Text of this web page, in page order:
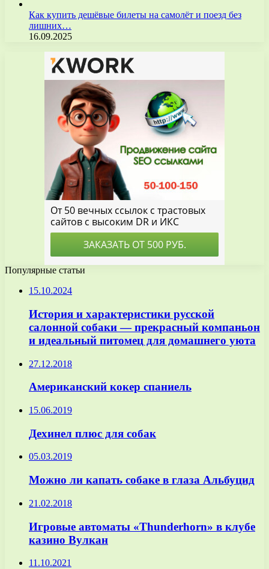
Как купить дешёвые билеты на самолёт и поезд без
лишних…
16.09.2025
Популярные статьи
15.10.2024
История и характеристики русской
салонной собаки — прекрасный компаньон
и идеальный питомец для домашнего уюта
27.12.2018
Американский кокер спаниель
15.06.2019
Дехинел плюс для собак
05.03.2019
Можно ли капать собаке в глаза Альбуцид
21.02.2018
Игровые автоматы «Thunderhorn» в клубе
казино Вулкан
11.10.2021